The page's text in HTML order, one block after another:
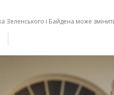
Зеленського і Байдена може змінити